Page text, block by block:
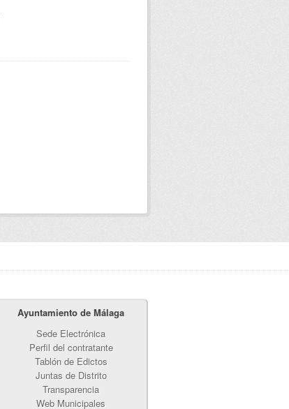
Ayuntamiento de Málaga
Sede Electrónica
Perfil del contratante
Tablón de Edictos
Juntas de Distrito
Transparencia
Web Municipales